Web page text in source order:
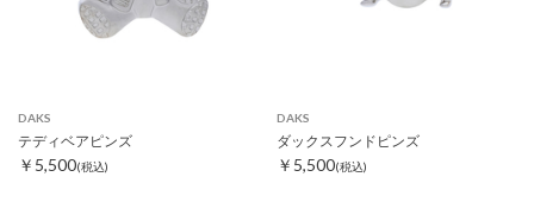
DAKS
テディベアピンズ
￥5,500(税込)
DAKS
ダックスフンドピンズ
￥5,500(税込)